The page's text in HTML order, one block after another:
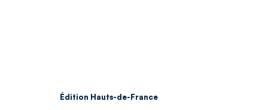
Édition Hauts-de-France